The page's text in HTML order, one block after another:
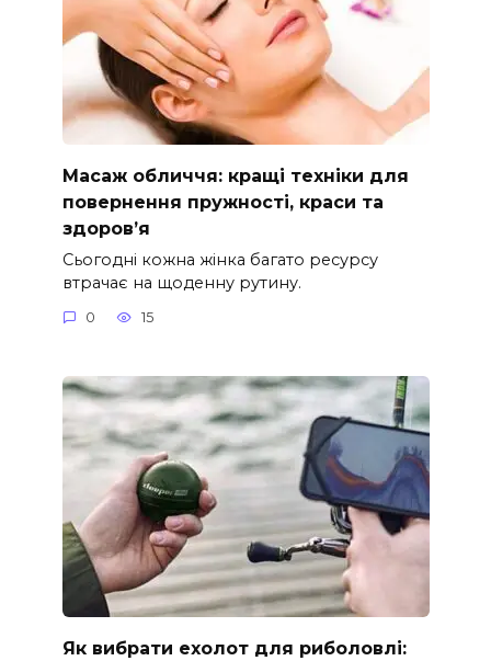
Масаж обличчя: кращі техніки для
повернення пружності, краси та
здоров’я
Сьогодні кожна жінка багато ресурсу
втрачає на щоденну рутину.
0 15
Як вибрати ехолот для риболовлі: